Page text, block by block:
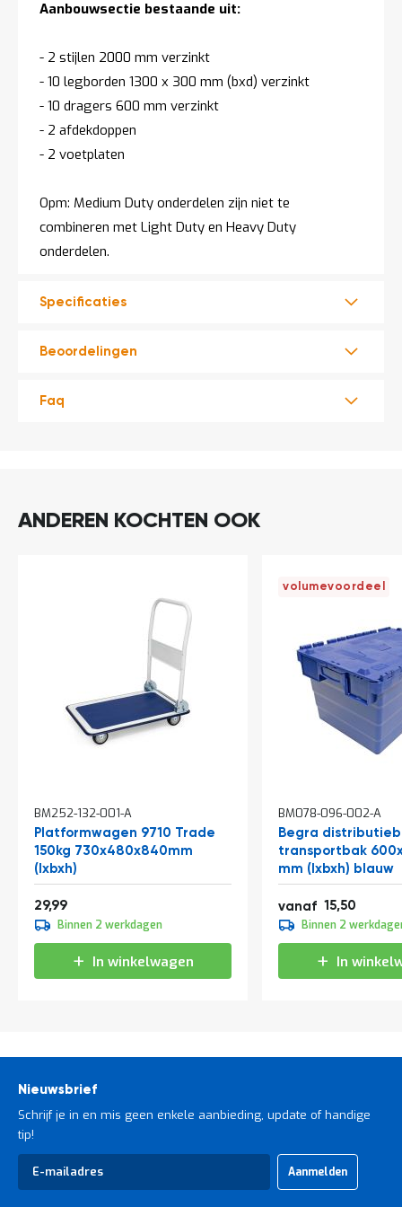
Aanbouwsectie bestaande uit:
- 2 stijlen 2000 mm verzinkt
- 10 legborden 1300 x 300 mm (bxd) verzinkt
- 10 dragers 600 mm verzinkt
- 2 afdekdoppen
- 2 voetplaten
Opm: Medium Duty onderdelen zijn niet te
combineren met Light Duty en Heavy Duty
onderdelen.
Specificaties
Beoordelingen
Faq
ANDEREN KOCHTEN OOK
BM252-132-001-A
Platformwagen 9710 Trade
150kg 730x480x840mm
(lxbxh)
29,99
winkelwagen
Binnen 2 werkdagen
In winkelwagen
volumevoordeel
BM078-096-002-A
Begra
transportbak
mm (lxbxh) blauw
vanaf 15,50
18,76
17,20
20,81
winkelwagen
Binnen 2
In
Nieuwsbrief
Schrijf je in en mis geen enkele aanbieding, update of handige
tip!
Abonneer
op
Aanmelden